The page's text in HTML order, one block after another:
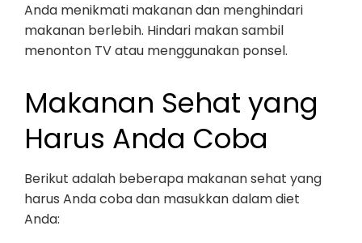
Anda menikmati makanan dan menghindari
makanan berlebih. Hindari makan sambil
menonton TV atau menggunakan ponsel.
Makanan Sehat yang
Harus Anda Coba
Berikut adalah beberapa makanan sehat yang
harus Anda coba dan masukkan dalam diet
Anda: